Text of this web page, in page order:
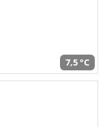
7,5 °C